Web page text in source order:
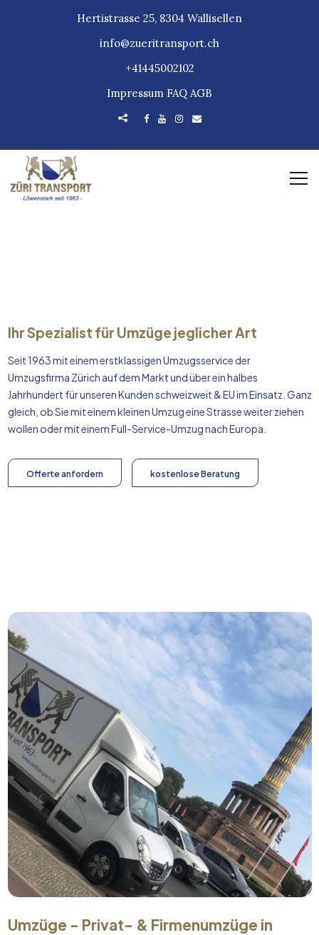
Hertistrasse 25, 8304 Wallisellen
info@zueritransport.ch
+41445002102
Impressum FAQ AGB
Ihr Spezialist für Umzüge jeglicher Art
Seit 1963 mit einem erstklassigen Umzugsservice der
Umzugsfirma Zürich auf dem Markt und über ein halbes
Jahrhundert für unseren Kunden schweizweit & EU im Einsatz. Ganz
gleich, ob Sie mit einem kleinen Umzug eine Strasse weiter ziehen
wollen oder mit einem Full-Service-Umzug nachEuropa
Offerte anfordern kostenlose Beratung
Umzüge - Privat- & Firmenumzüge in